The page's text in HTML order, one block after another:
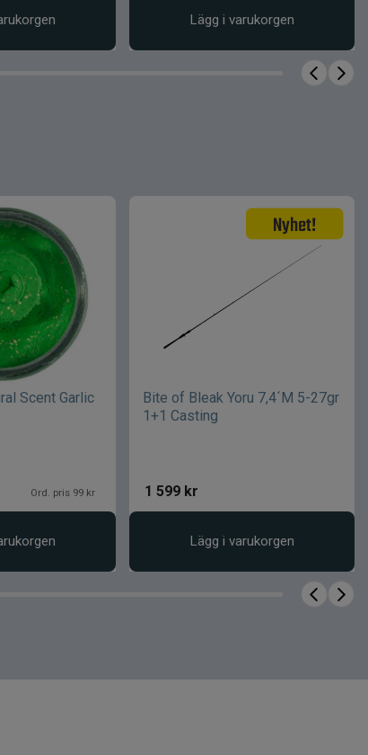
Lägg i varukorgen
Scent Garlic
Ord. pris 99 kr
Bite of Bleak Yoru 7,4´M 5-27gr
1+1 Casting
1 599 kr
Lägg i varukorgen